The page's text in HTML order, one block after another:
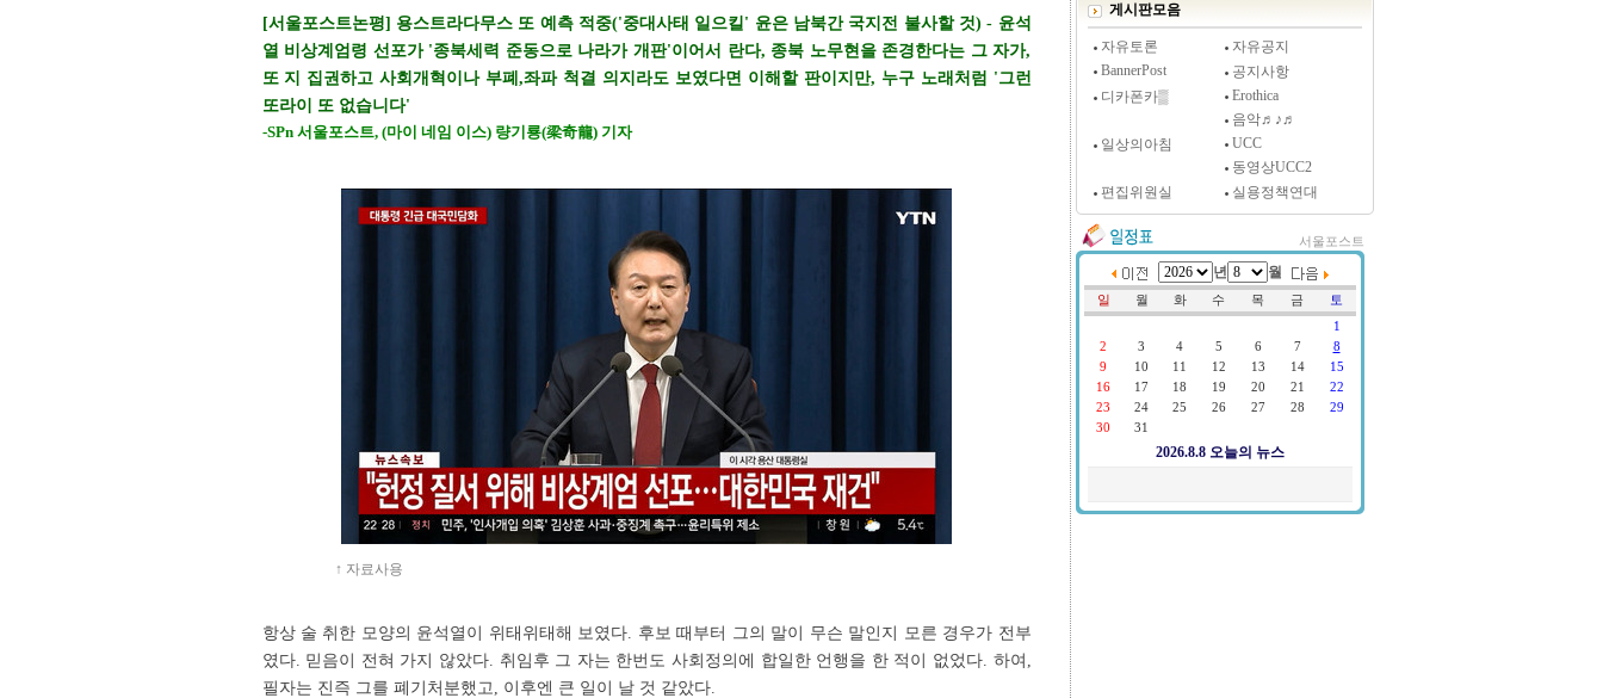
[서울포스트논평] 용스트라다무스 또 예측 적중('중대사태 일으킬' 윤은 남북간 국지전 불사할 것) - 윤석
열 비상계엄령 선포가 '종북세력 준동으로 나라가 개판'이어서 란다, 종북 노무현을 존경한다는 그 자가,
또 지 집권하고 사회개혁이나 부폐,좌파 척결 의지라도 보였다면 이해할 판이지만, 누구 노래처럼 '그런
또라이 또 없습니다'
-SPn 서울포스트, (마이 네임 이스) 량기룡(梁奇龍) 기자
↑ 자료사용
항상 술 취한 모양의 윤석열이 위태위태해 보였다. 후보 때부터 그의 말이 무슨 말인지 모른 경우가 전부
였다. 믿음이 전혀 가지 않았다. 취임후 그 자는 한번도 사회정의에 합일한 언행을 한 적이 없었다. 하여,
필자는 진즉 그를 폐기처분했고, 이후엔 큰 일이 날 것 같았다.
게시판모음
자유토론
자유공지
BannerPost
공지사항
디카폰카▒
Erothica
음악♬♪♬
일상의아침
UCC
동영상UCC2
편집위원실
실용정책연대
서울포스트